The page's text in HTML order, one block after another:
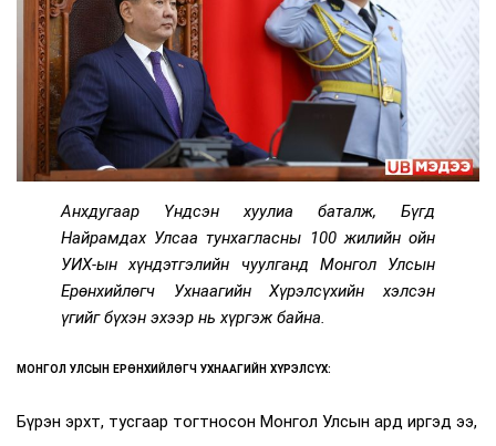
Анхдугаар Үндсэн хуулиа баталж, Бүгд
Найрамдах Улсаа тунхагласны 100 жилийн ойн
УИХ-ын хүндэтгэлийн чуулганд Монгол Улсын
Ерөнхийлөгч Ухнаагийн Хүрэлсүхийн хэлсэн
үгийг бүхэн эхээр нь хүргэж байна.
МОНГОЛ УЛСЫН ЕРӨНХИЙЛӨГЧ УХНААГИЙН ХҮРЭЛСҮХ:
Бүрэн эрхт, тусгаар тогтносон Монгол Улсын ард иргэд ээ,